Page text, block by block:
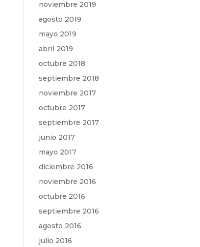
noviembre 2019
agosto 2019
mayo 2019
abril 2019
octubre 2018
septiembre 2018
noviembre 2017
octubre 2017
septiembre 2017
junio 2017
mayo 2017
diciembre 2016
noviembre 2016
octubre 2016
septiembre 2016
agosto 2016
julio 2016